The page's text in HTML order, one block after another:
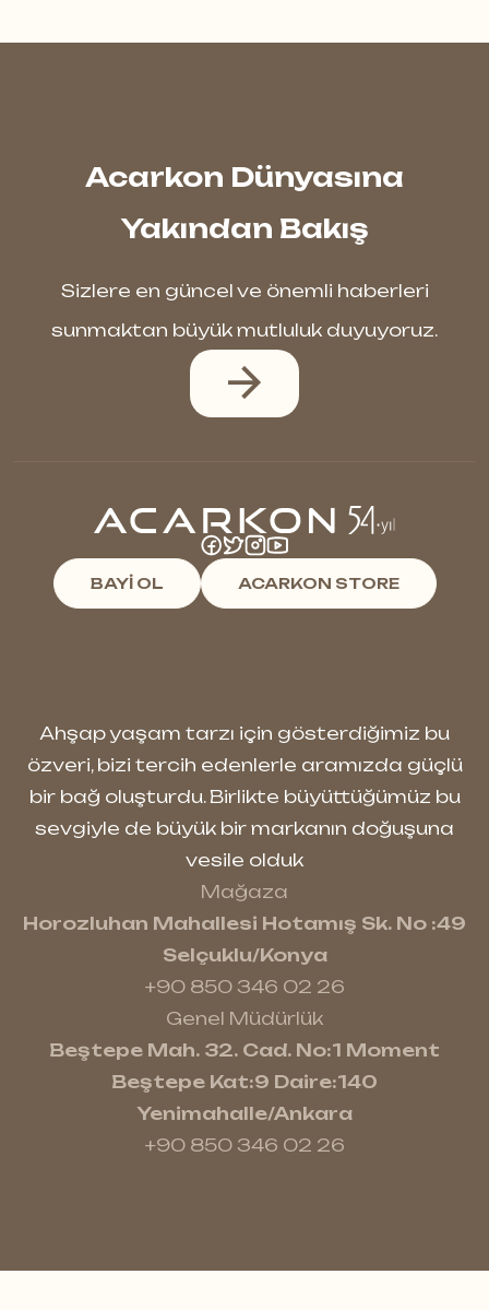
Acarkon Dünyasına
Yakından Bakış
Sizlere en güncel ve önemli haberleri
sunmaktan büyük mutluluk duyuyoruz.
BAYİ OL ACARKON STORE
Ahşap yaşam tarzı için gösterdiğimiz bu
özveri, bizi tercih edenlerle aramızda güçlü
bir bağ oluşturdu. Birlikte büyüttüğümüz bu
sevgiyle de büyük bir markanın doğuşuna
vesile olduk
Mağaza
Horozluhan Mahallesi Hotamış Sk. No :49
Selçuklu/Konya
+90 850 346 02 26
Genel Müdürlük
Beştepe Mah. 32. Cad. No:1 Moment
Beştepe Kat:9 Daire:140
Yenimahalle/Ankara
+90 850 346 02 26